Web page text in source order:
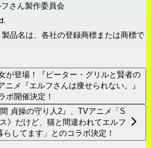
さん製作委員会
品名は、各社の登録商標または商標で
が登場！『ピーター・グリルと賢者の
メ『エルフさんは痩せられない。』
ボ開催決定！
貞操の守り人2』、TVアニメ「S
》だけど、猫と間違われてエルフ
してます」とのコラボ決定！